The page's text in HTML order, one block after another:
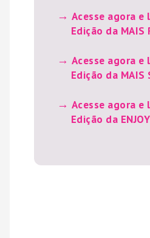
Acesse agora e
Edição da MAIS
Acesse agora e
Edição da MAIS
Acesse agora e
Edição da